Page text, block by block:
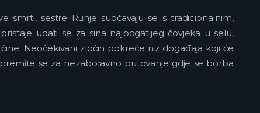
smrti, sestre Runje suočavaju se s tradicionalnim,
udati se za sina najbogatijeg čovjeka u selu,
Neočekivani zločin pokreće niz događaja koji će
se za nezaboravno putovanje gdje se borba